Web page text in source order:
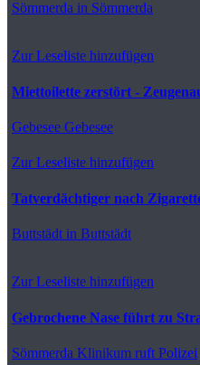
Sömmerda in Sömmerda
Zur Leseliste hinzufügen
Miettoilette zerstört -
Gebesee Gebesee
Zur Leseliste hinzufügen
Tatverdächtiger nach
Buttstädt in Buttstädt
Zur Leseliste hinzufügen
Gebrochene Nase führt zu
Sömmerda Klinikum ruft Polizei